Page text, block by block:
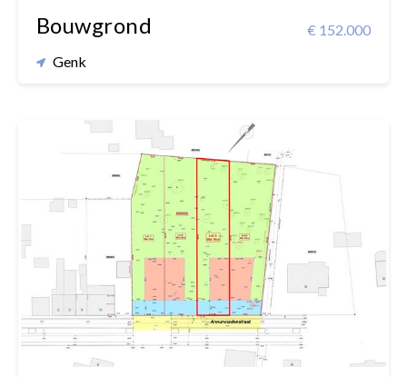
Bouwgrond
€ 152.000
Genk
810 m²